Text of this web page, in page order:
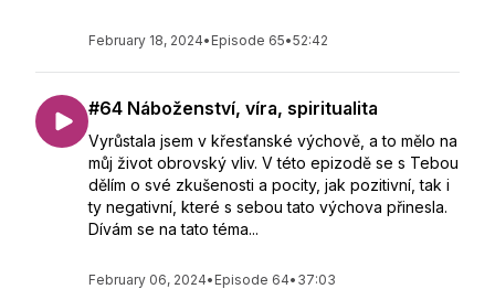
February 18, 2024• Episode 65•52:42
#64 Náboženství, víra, spiritualita
Vyrůstala jsem v křesťanské výchově, a to mělo na
můj život obrovský vliv. V této epizodě se s Tebou
dělím o své zkušenosti a pocity, jak pozitivní, tak i
ty negativní, které s sebou tato výchova přinesla.
Dívám se na tato téma...
February 06, 2024• Episode 64• 37:03